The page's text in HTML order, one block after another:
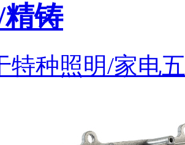
铸
特种照明/家电